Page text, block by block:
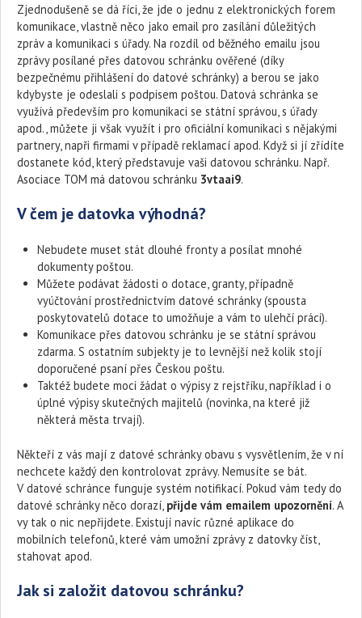
Zjednodušeně se dá říci, že jde o jednu z elektronických forem
komunikace, vlastně něco jako email pro zasílání důležitých
zpráv a komunikaci s úřady. Na rozdíl od běžného emailu jsou
zprávy posílané přes datovou schránku ověřené (díky
bezpečnému přihlášení do datové schránky) a berou se jako
kdybyste je odeslali s podpisem poštou. Datová schránka se
využívá především pro komunikaci se státní správou, s úřady
apod., můžete ji však využít i pro oficiální komunikaci s nějakými
partnery, napři firmami v případě reklamací apod. Když si jí zřídíte
dostanete kód, který představuje vaši datovou schránku. Např.
Asociace TOM má datovou schránku 3vtaai9.
V čem je datovka výhodná?
Nebudete muset stát dlouhé fronty a posílat mnohé
dokumenty poštou.
Můžete podávat žádosti o dotace, granty, případně
vyúčtování prostřednictvím datové schránky (spousta
poskytovatelů dotace to umožňuje a vám to ulehčí práci).
Komunikace přes datovou schránku je se státní správou
zdarma. S ostatním subjekty je to levnější než kolik stojí
doporučené psaní přes Českou poštu.
Taktéž budete moci žádat o výpisy z rejstříku, například i o
úplné výpisy skutečných majitelů (novinka, na které již
některá města trvají).
Někteří z vás mají z datové schránky obavu s vysvětlením, že v ní
nechcete každý den kontrolovat zprávy. Nemusíte se bát.
V datové schránce funguje systém notifikací. Pokud vám tedy do
datové schránky něco dorazí, přijde vám emailem upozornění. A
vy tak o nic nepřijdete. Existují navíc různé aplikace do
mobilních telefonů, které vám umožní zprávy z datovky číst,
stahovat apod.
Jak si založit datovou schránku?